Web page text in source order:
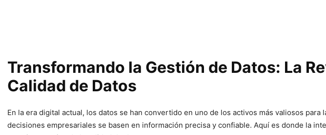
Transformando la Gestión de Datos: La
Calidad de Datos
En la era digital actual, los datos se han convertido en uno de los activos más valiosos
decisiones empresariales se basen en información precisa y confiable. Aquí es donde la